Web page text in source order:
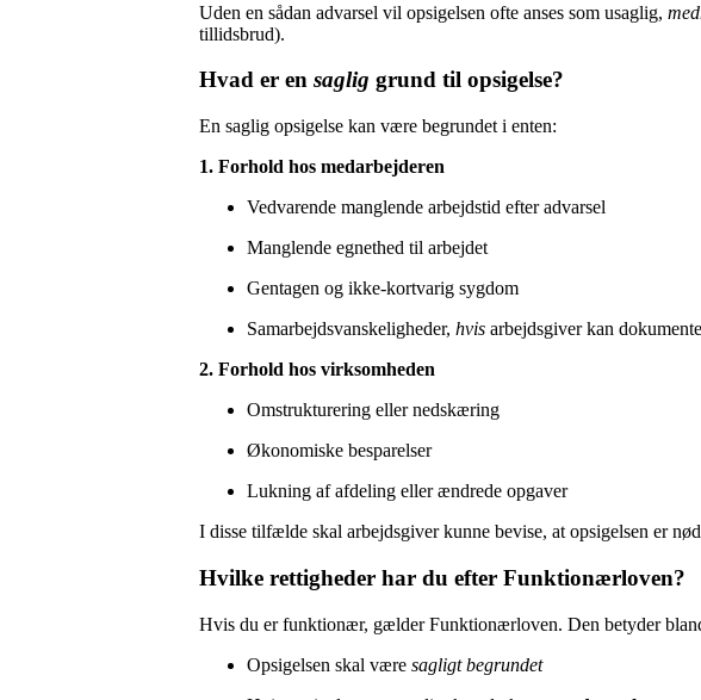
Uden en sådan advarsel vil opsigelsen ofte anses som usaglig,
tillidsbrud).
Hvad er en saglig grund til opsigelse?
En saglig opsigelse kan være begrundet i enten:
1. Forhold hos medarbejderen
Vedvarende manglende arbejdstid efter advarsel
Manglende egnethed til arbejdet
Gentagen og ikke-kortvarig sygdom
Samarbejdsvanskeligheder, hvis arbejdsgiver kan
2. Forhold hos virksomheden
Omstrukturering eller nedskæring
Økonomiske besparelser
Lukning af afdeling eller ændrede opgaver
I disse tilfælde skal arbejdsgiver kunne bevise, at opsigelsen er
Hvilke rettigheder har du efter Funktionærloven?
Hvis du er funktionær, gælder Funktionærloven. Den betyder
Opsigelsen skal være sagligt begrundet